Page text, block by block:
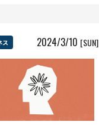
ス 2024/3/10 [SUN]